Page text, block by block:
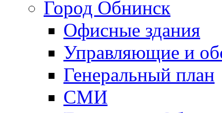
Город Обнинск
Офисные здания
Управляющие и
Генеральный план
СМИ